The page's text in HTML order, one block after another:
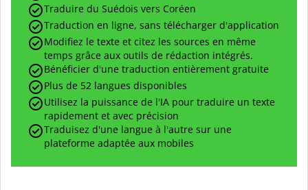
Traduire du Suédois vers Coréen
Traduction en ligne, sans télécharger d'application
Modifiez le texte et citez les sources en même
temps grâce aux outils de rédaction intégrés.
Bénéficier d'une traduction entièrement gratuite
Plus de 52 langues disponibles
Utilisez la puissance de l'IA pour traduire un texte
rapidement et avec précision
Traduisez d'une langue à l'autre sur une
plateforme adaptée aux mobiles